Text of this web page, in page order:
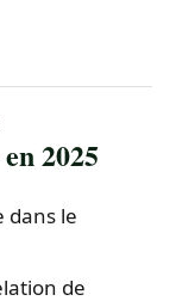
2025
dans le
de